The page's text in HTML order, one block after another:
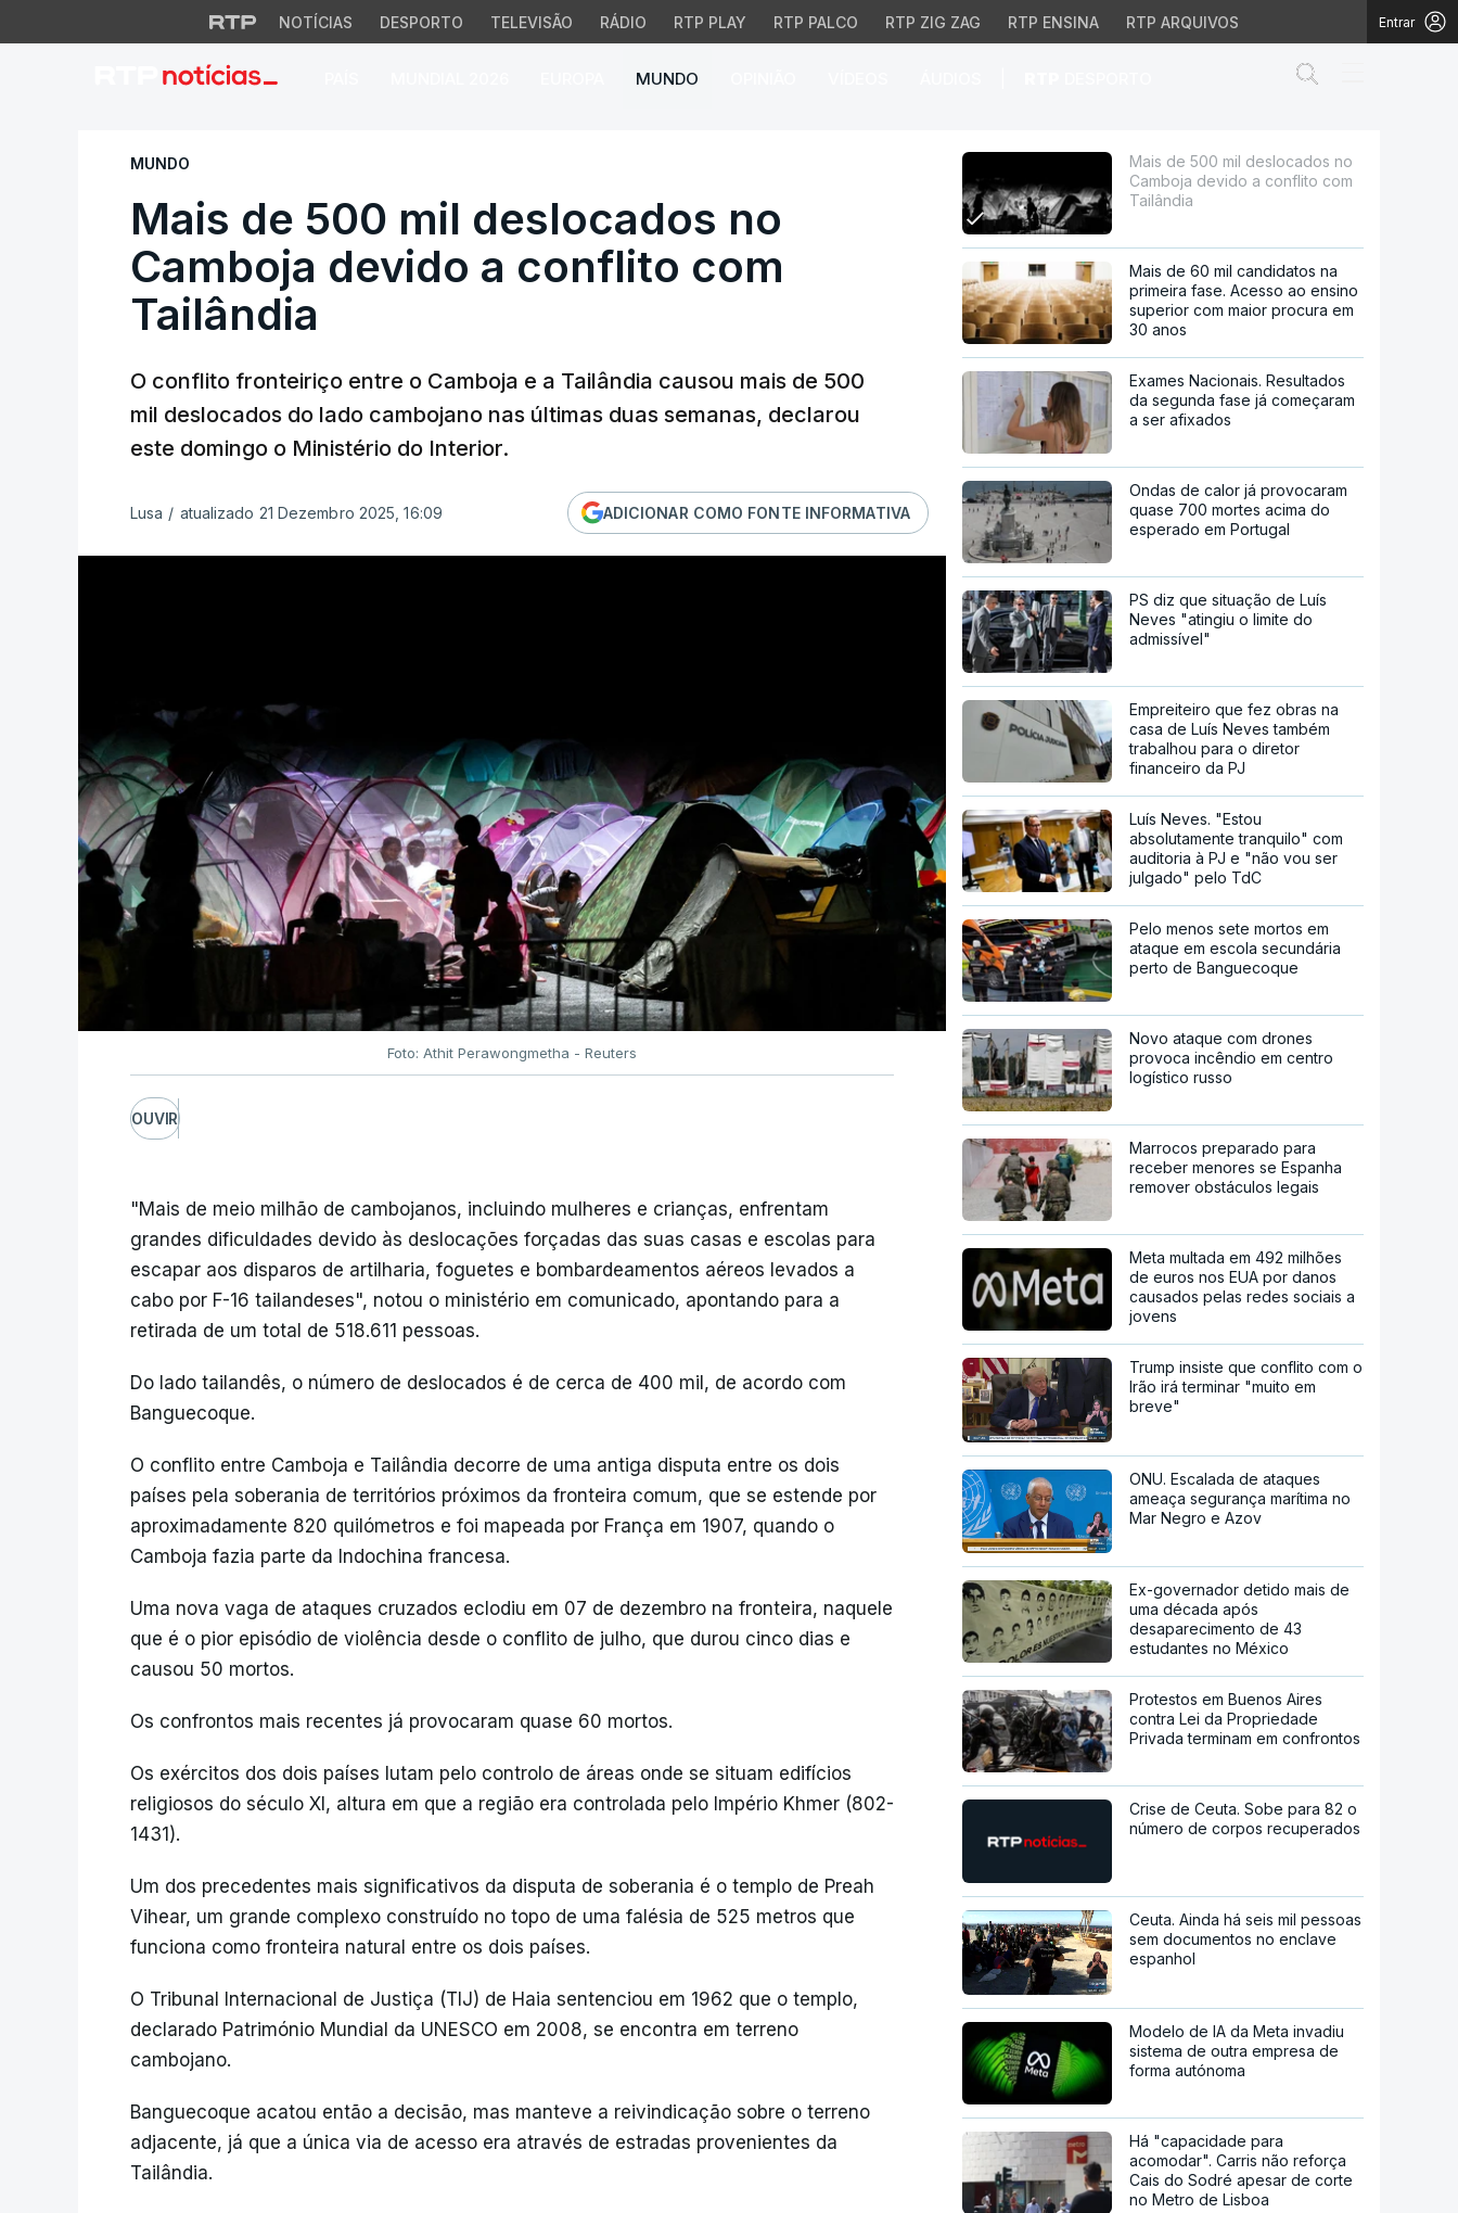
NOTÍCIAS DESPORTO TELEVISÃO RÁDIO RTP PLAY RTP PALCO RTP ZIG ZAG RTP ENSINA RTP ARQUIVOS Entrar
MUNDO
Mais de 500 mil deslocados no Camboja devido a conflito com
MUNDO
Mais de 500 mil deslocados no
Camboja devido a conflito com
Tailândia
O conflito fronteiriço entre o Camboja e a Tailândia causou mais de 500
mil deslocados do lado cambojano nas últimas duas semanas, declarou
este domingo o Ministério do Interior.
Lusa / atualizado 21 Dezembro 2025, 16:09 ADICIONAR COMO FONTE INFORMATIVA
Foto: Athit Perawongmetha - Reuters
OUVIR
"Mais de meio milhão de cambojanos, incluindo mulheres e crianças, enfrentam
grandes dificuldades devido às deslocações forçadas das suas casas e escolas para
escapar aos disparos de artilharia, foguetes e bombardeamentos aéreos levados a
cabo por F-16 tailandeses", notou o ministério em comunicado, apontando para a
retirada de um total de 518.611 pessoas.
Do lado tailandês, o número de deslocados é de cerca de 400 mil, de acordo com
Banguecoque.
O conflito entre Camboja e Tailândia decorre de uma antiga disputa entre os dois
países pela soberania de territórios próximos da fronteira comum, que se estende por
aproximadamente 820 quilómetros e foi mapeada por França em 1907, quando o
Camboja fazia parte da Indochina francesa.
Uma nova vaga de ataques cruzados eclodiu em 07 de dezembro na fronteira, naquele
que é o pior episódio de violência desde o conflito de julho, que durou cinco dias e
causou 50 mortos.
Os confrontos mais recentes já provocaram quase 60 mortos.
Os exércitos dos dois países lutam pelo controlo de áreas onde se situam edifícios
religiosos do século XI, altura em que a região era controlada pelo Império Khmer (802-
1431).
Um dos precedentes mais significativos da disputa de soberania é o templo de Preah
Vihear, um grande complexo construído no topo de uma falésia de 525 metros que
funciona como fronteira natural entre os dois países.
O Tribunal Internacional de Justiça (TIJ) de Haia sentenciou em 1962 que o templo,
declarado Património Mundial da UNESCO em 2008, se encontra em terreno
cambojano.
Banguecoque acatou então a decisão, mas manteve a reivindicação sobre o terreno
adjacente, já que a única via de acesso era através de estradas provenientes da
Tailândia.
Mais de 500 mil deslocados no
Camboja devido a conflito com
Tailândia
Mais de 60 mil candidatos na
primeira fase. Acesso ao ensino
superior com maior procura em
30 anos
Exames Nacionais. Resultados
da segunda fase já começaram
a ser afixados
Ondas de calor já provocaram
quase 700 mortes acima do
esperado em Portugal
PS diz que situação de Luís
Neves "atingiu o limite do
admissível"
Empreiteiro que fez obras na
casa de Luís Neves também
trabalhou para o diretor
financeiro da PJ
Luís Neves. "Estou
absolutamente tranquilo" com
auditoria à PJ e "não vou ser
julgado" pelo TdC
Pelo menos sete mortos em
ataque em escola secundária
perto de Banguecoque
Novo ataque com drones
provoca incêndio em centro
logístico russo
Marrocos preparado para
receber menores se Espanha
remover obstáculos legais
Meta multada em 492 milhões
de euros nos EUA por danos
causados pelas redes sociais a
jovens
Trump insiste que conflito com o
Irão irá terminar "muito em
breve"
ONU. Escalada de ataques
ameaça segurança marítima no
Mar Negro e Azov
Ex-governador detido mais de
uma década após
desaparecimento de 43
estudantes no México
Protestos em Buenos Aires
contra Lei da Propriedade
Privada terminam em confrontos
Crise de Ceuta. Sobe para 82 o
número de corpos recuperados
Ceuta. Ainda há seis mil pessoas
sem documentos no enclave
espanhol
Modelo de IA da Meta invadiu
sistema de outra empresa de
forma autónoma
Há "capacidade para
acomodar". Carris não reforça
Cais do Sodré apesar de corte
no Metro de Lisboa